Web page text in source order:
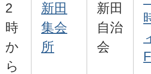
2
時
か
ら
新田
集会
所
新田
自治
会